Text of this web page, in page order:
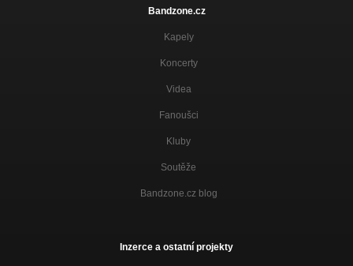
Bandzone.cz
Kapely
Koncerty
Videa
Fanoušci
Kluby
Soutěže
Bandzone.cz blog
Inzerce a ostatní projekty